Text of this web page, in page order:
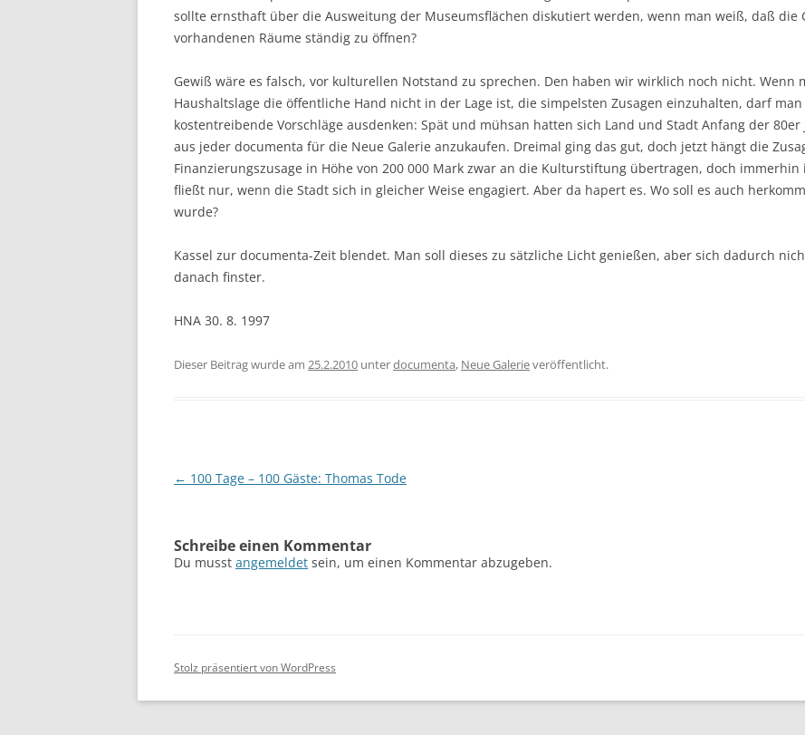
sollte ernsthaft über die Ausweitung der Museumsflächen diskutiert werden, wenn man weiß, daß
vorhandenen Räume ständig zu öffnen?
Gewiß wäre es falsch, vor kulturellen Notstand zu sprechen. Den haben wir wirklich noch nicht. Wenn
Haushaltslage die öffentliche Hand nicht in der Lage ist, die simpelsten Zusagen einzuhalten, darf
kostentreibende Vorschläge ausdenken: Spät und mühsan hatten sich Land und Stadt Anfang der
aus jeder documenta für die Neue Galerie anzukaufen. Dreimal ging das gut, doch jetzt hängt die
Finanzierungszusage in Höhe von 200 000 Mark zwar an die Kulturstiftung übertragen, doch immerhin
fließt nur, wenn die Stadt sich in gleicher Weise engagiert. Aber da hapert es. Wo soll es auch
wurde?
Kassel zur documenta-Zeit blendet. Man soll dieses zu sätzliche Licht genießen, aber sich dadurch
danach finster.
HNA 30. 8. 1997
Dieser Beitrag wurde am 25.2.2010 unterdocumenta, Neue Galerieveröffentlicht.
Beitragsnavigation
← 100 Tage – 100 Gäste: Thomas Tode
Schreibe einen Kommentar
Du musst angemeldet sein, um einen Kommentar abzugeben.
Stolz präsentiert von WordPress